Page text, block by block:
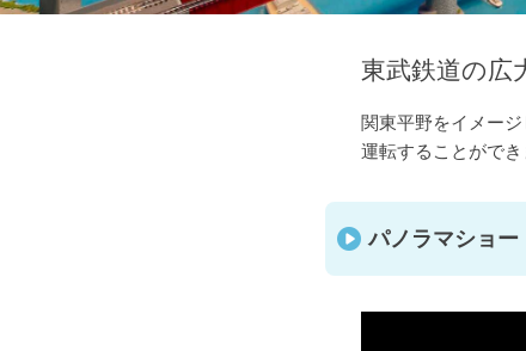
東武鉄道の広
関東平野をイメー
運転することができ
パノラマショー